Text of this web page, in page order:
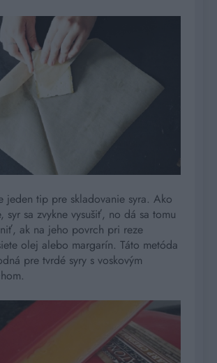
jeden tip pre skladovanie syra. Ako
syr sa zvykne vysušiť, no dá sa tomu
ak na jeho povrch pri reze
olej alebo margarín. Táto metóda
pre tvrdé syry s voskovým